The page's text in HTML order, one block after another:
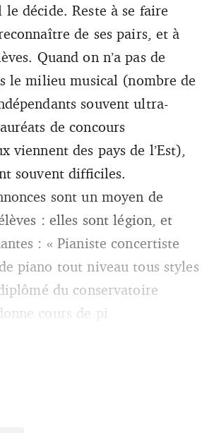
décide. Reste à se faire
de ses pairs, et à
Quand on n’a pas de
le milieu musical (nombre de
souvent ultra-
de concours
viennent des pays de l’Est),
souvent difficiles.
sont un moyen de
: elles sont légion, et
: « Pianiste concertiste
piano tout niveau tous styles
du conservatoire
cours de pi